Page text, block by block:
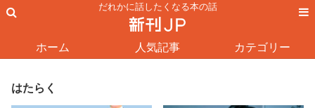
だれかに話したくなる本の話
ホーム 人気記事 カテゴリー
はたらく